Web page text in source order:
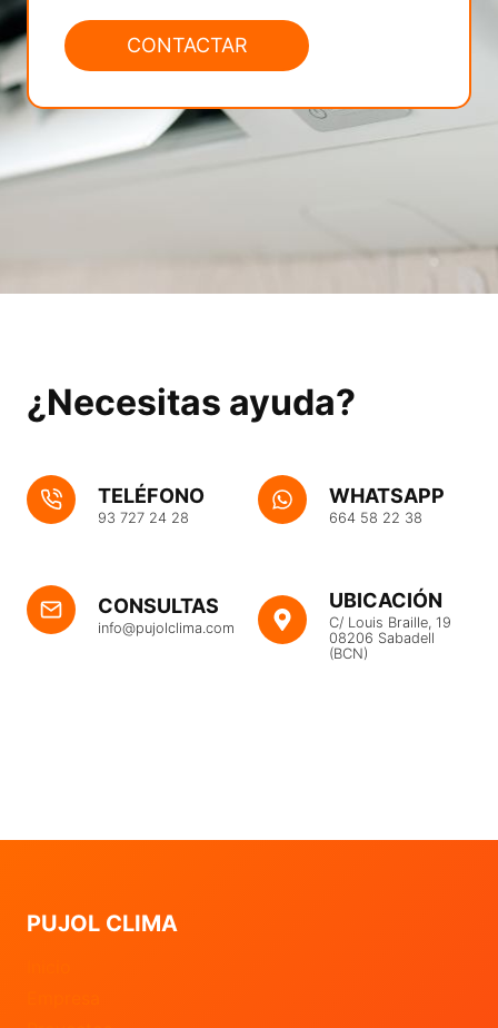
CONTACTAR
¿Necesitas ayuda?
TELÉFONO
93 727 24 28
WHATSAPP
664 58 22 38
CONSULTAS
info@pujolclima.com
UBICACIÓN
C/ Louis Braille, 19
08206 Sabadell
(BCN)
PUJOL CLIMA